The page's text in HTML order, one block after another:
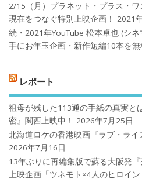
2/15（月）プラネット・プラス・
現在をつなぐ特別上映企画！
2021
続・2021年YouTube 松本卓也 (シ
手にお年玉企画・新作短編10本を無
レポート
祖母が残した113通の手紙の真実と
密』関西上映中！
2026年7月25日
北海道ロケの香港映画『ラブ・ラ
2026年7月16日
13年ぶりに再編集版で蘇る大阪発
上映企画「ツネモト×4人のヒロイ